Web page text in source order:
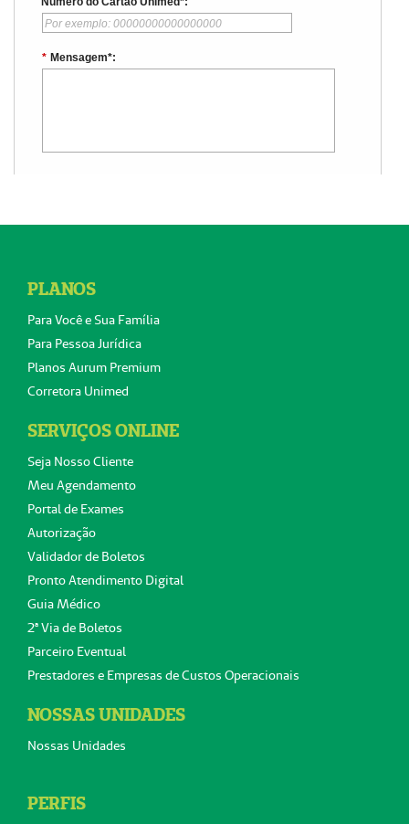
PLANOS
Para Você e Sua Família
Para Pessoa Jurídica
Planos Aurum Premium
Corretora Unimed
SERVIÇOS ONLINE
Seja Nosso Cliente
Meu Agendamento
Portal de Exames
Autorização
Validador de Boletos
Pronto Atendimento Digital
Guia Médico
2ª Via de Boletos
Parceiro Eventual
Prestadores e Empresas de Custos Operacionais
NOSSAS UNIDADES
Nossas Unidades
PERFIS